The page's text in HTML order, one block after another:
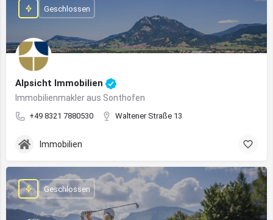
Alpsicht Immobilien
Immobilienmakler aus Sonthofen
+49 8321 7880530 Waltener Straße 13
Geschlossen
Immobilien
Geschlossen